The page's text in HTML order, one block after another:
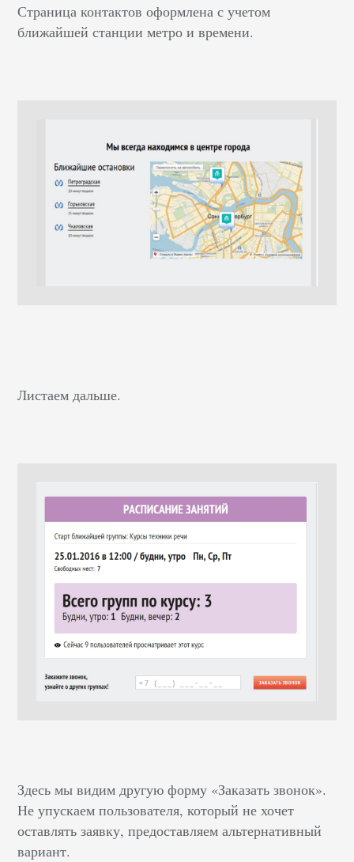
Страница контактов оформлена с учетом
ближайшей станции метро и времени.
Листаем дальше.
Здесь мы видим другую форму «Заказать звонок».
Не упускаем пользователя, который не хочет
оставлять заявку, предоставляем альтернативный
вариант.